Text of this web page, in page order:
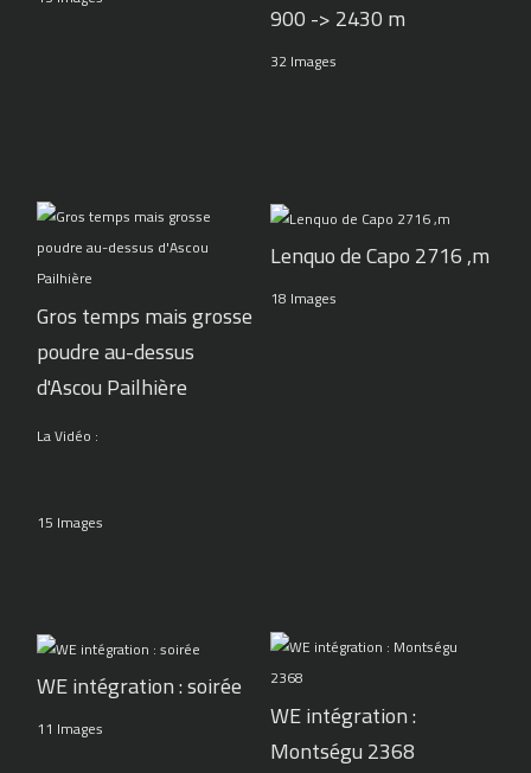
900 -> 2430 m
32 Images
Gros temps mais grosse
poudre au-dessus
d'Ascou Pailhière
La Vidéo :
15 Images
Lenquo de Capo 2716 ,m
18 Images
WE intégration : soirée
11 Images
WE intégration :
Montségu 2368